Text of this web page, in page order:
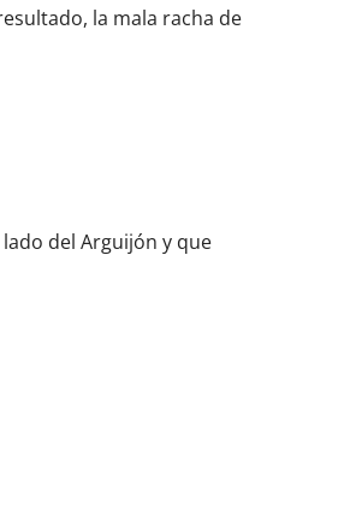
la mala racha de
del Arguijón y que